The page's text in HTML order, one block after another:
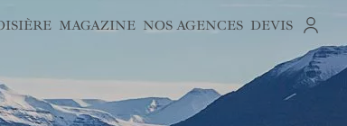
MAGAZINE NOS AGENCES DEVIS